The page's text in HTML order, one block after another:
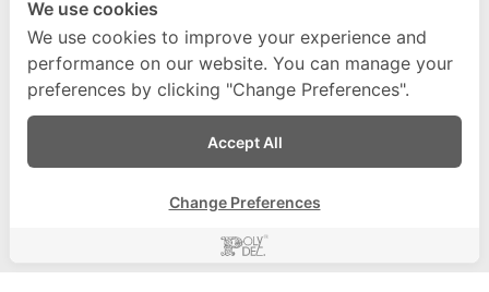
ชิ้นประดับ
ซุ้มประดับผนัง
โดมและฐานโคมไฟ
เสาและหัวเสา
We use cookies
We use cookies to improve your experience and
performance on our website. You can manage your
preferences by clicking "Change Preferences".
Accept All
Change Preferences